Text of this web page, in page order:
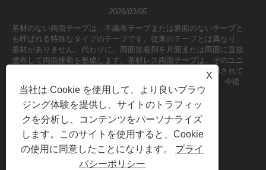
X
当社は Cookie を使用して、より良いブラウ
ジング体験を提供し、サイトのトラフィッ
クを分析し、コンテンツをパーソナライズ
します。このサイトを使用すると、Cookie
の使用に同意したことになります。 プライ
バシーポリシー
2026/03/05
基材のない両面テープは、不織布テープまたは裏面のないテープと
も呼ばれる特殊なタイプのテープです。従来のテープとは異なり、
基材がありません。代わりに、両面接着剤を片面または両面に直接
塗布して両面接着を形成します。基材レス両面テープは、そのユニ
ークな構造と優れた性能により、さまざまな分野で広く使用されて
います。基材レス両面テープの特徴、用途、製造プロセス、今後
の......